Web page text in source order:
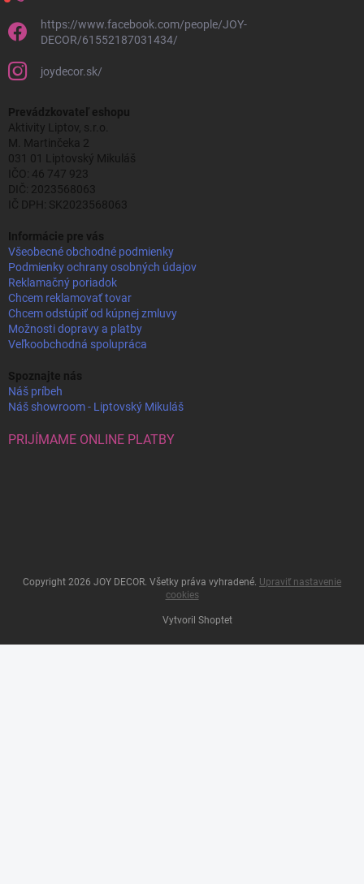
https://www.facebook.com/people/JOY-
DECOR/61552187031434/
joydecor.sk/
Prevádzkovateľ eshopu
Aktivity Liptov, s.r.o.
M. Martinčeka 2
031 01 Liptovský Mikuláš
IČO: 46 747 923
DIČ: 2023568063
IČ DPH: SK2023568063
Informácie pre vás
Všeobecné obchodné podmienky
Podmienky ochrany osobných údajov
Reklamačný poriadok
Chcem reklamovať tovar
Chcem odstúpiť od kúpnej zmluvy
Možnosti dopravy a platby
Veľkoobchodná spolupráca
Spoznajte nás
Náš príbeh
Náš showroom - Liptovský Mikuláš
PRIJÍMAME ONLINE PLATBY
Vytvoril Shoptet
Copyright 2026 JOY DECOR . Všetky práva vyhradené. Upraviť nastavenie
cookies